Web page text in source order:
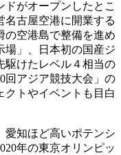
がオープンしたとこ
名古屋空港に開業する
の空港島で整備を進め
場」、日本初の国産ジ
駆けたレベル４相当の
回アジア競技大会」の
クトやイベントも目白
愛知ほど高いポテンシ
年の東京オリンピッ